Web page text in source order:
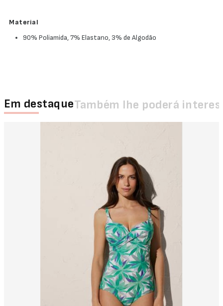
Material
90% Poliamida, 7% Elastano, 3% de Algodão
Em destaqueTambém lhe poderá